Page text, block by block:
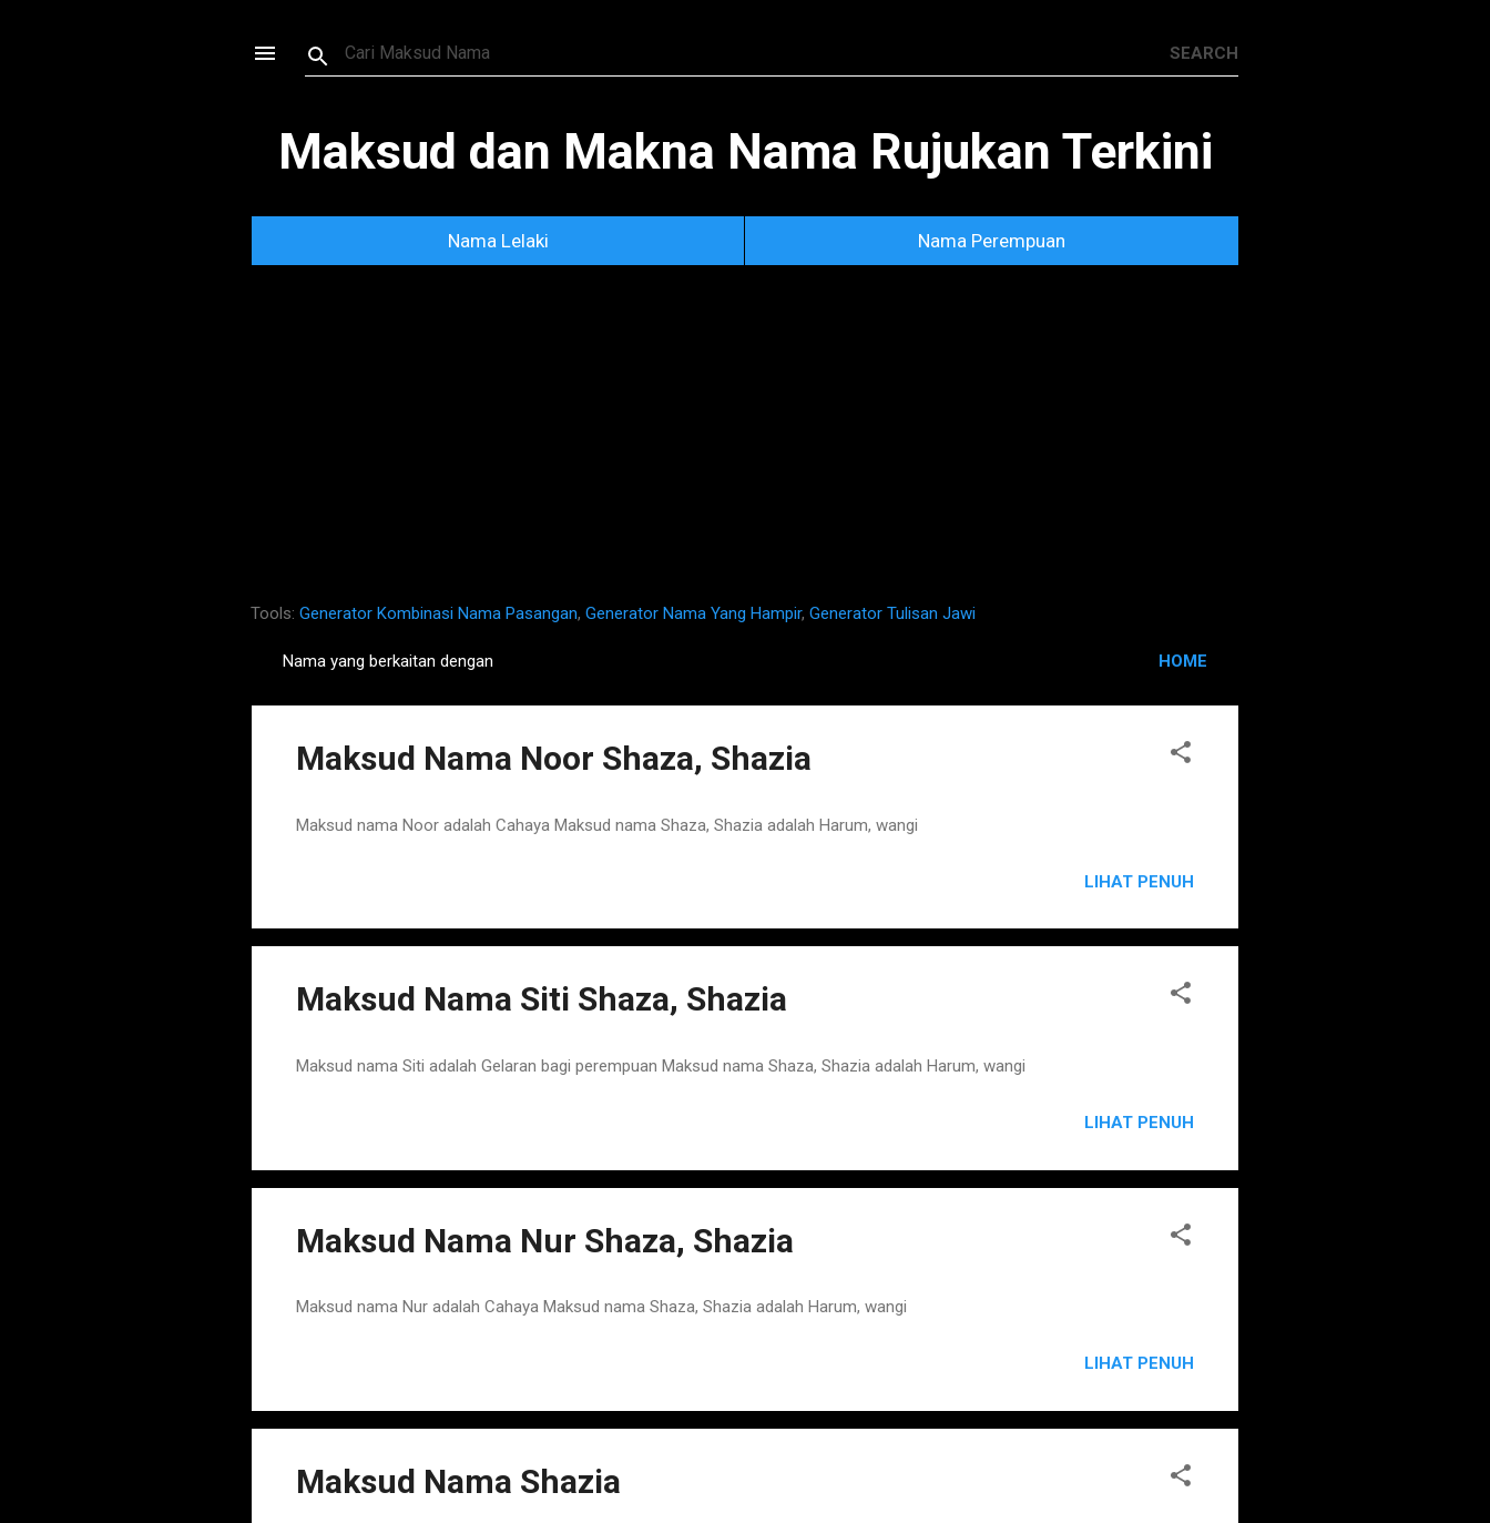
Maksud dan Makna Nama Rujukan Terkini
Nama Lelaki Nama Perempuan
Tools: Generator Kombinasi Nama Pasangan, Generator Nama Yang Hampir, Generator Tulisan Jawi
o
Nama yang berkaitan dengan HOME
Maksud Nama Noor Shaza, Shazia
Maksud nama Noor adalah Cahaya Maksud nama Shaza, Shazia adalah Harum, wangi
LIHAT PENUH
Maksud Nama Siti Shaza, Shazia
Maksud nama Siti adalah Gelaran bagi perempuan Maksud nama Shaza, Shazia adalah Harum, wangi
LIHAT PENUH
Maksud Nama Nur Shaza, Shazia
Maksud nama Nur adalah Cahaya Maksud nama Shaza, Shazia adalah Harum, wangi
LIHAT PENUH
Maksud Nama Shazia